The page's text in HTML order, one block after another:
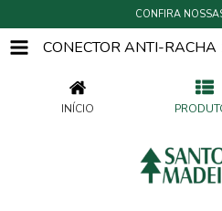
CONFIRA
CONECTOR ANTI-
INÍCIO